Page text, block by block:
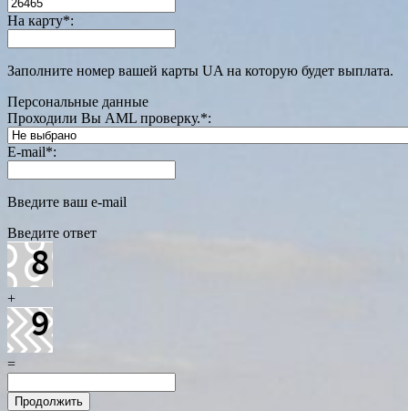
На карту*:
Заполните номер вашей карты UA на которую будет выплата.
Персональные данные
Проходили Вы AML проверку.*:
E-mail*:
Введите ваш e-mail
Введите ответ
+
=